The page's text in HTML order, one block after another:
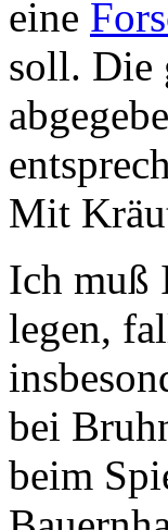
eine
soll. Die
Mit
Ich muß
legen,
bei
beim